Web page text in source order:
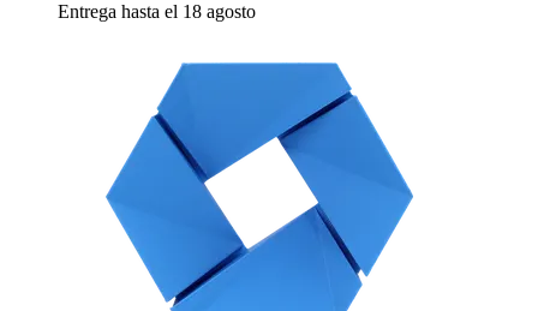
Entrega hasta el 18 agosto